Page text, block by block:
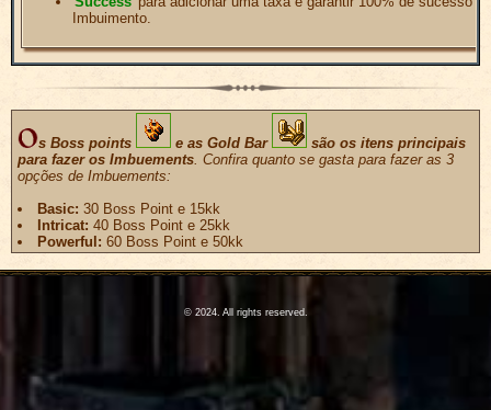
Imbuimento.
s Boss points e as Gold Bar
são os itens principais
para fazer os Imbuements . Confira quanto se gasta para fazer as 3
opções de Imbuements:
Basic: 30 Boss Point e 15kk
Intricat: 40 Boss Point e 25kk
Powerful: 60 Boss Point e 50kk
© 2024. All rights reserved.